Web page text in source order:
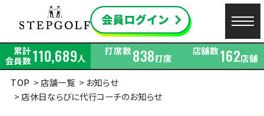
累計
会員数110,689人
打席数838打席
店舗数162店舗
TOP
店舗一覧
お知らせ
店休日ならびに代行コーチのお知らせ